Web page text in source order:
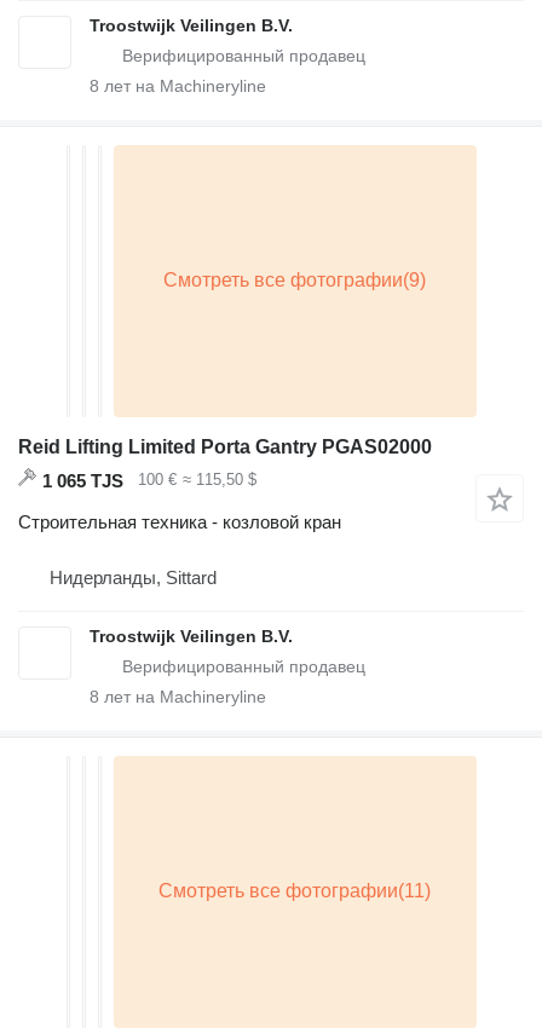
Troostwijk Veilingen B.V.
8 лет на Machineryline
Reid Lifting Limited Porta Gantry PGAS02000
1 065 TJS
100 € ≈ 115,50 $
Строительная техника - козловой кран
Нидерланды, Sittard
Troostwijk Veilingen B.V.
8 лет на Machineryline